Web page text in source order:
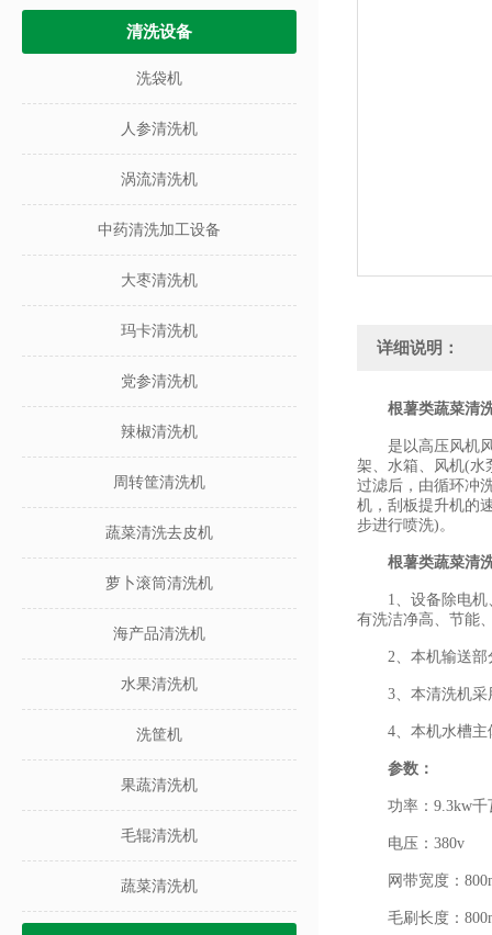
清洗设备
洗袋机
人参清洗机
涡流清洗机
中药清洗加工设备
大枣清洗机
玛卡清洗机
党参清洗机
辣椒清洗机
周转筐清洗机
蔬菜清洗去皮机
萝卜滚筒清洗机
海产品清洗机
水果清洗机
洗筐机
果蔬清洗机
毛辊清洗机
蔬菜清洗机
详细说明：
根薯类蔬菜清
是以高压风机风
架、水箱、风机(水
过滤后，由循环冲
机，刮板提升机的
步进行喷洗)。
根薯类蔬菜清
1、设备除电机、
有洗洁净高、节能
2、本机输送部分
3、本清洗机采用
4、本机水槽主体
参数：
功率：9.3kw千
电压：380v
网带宽度：
毛刷长度：